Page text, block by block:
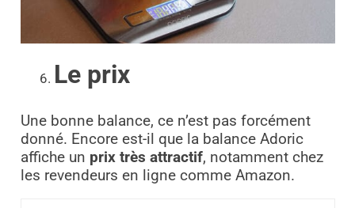
Le prix
Une bonne balance, ce n’est pas forcément
donné. Encore est-il que la balance Adoric
affiche un prix très attractif, notamment chez
les revendeurs en ligne comme Amazon.